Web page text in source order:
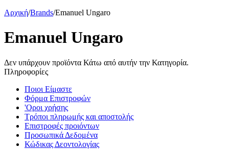
Αρχική/Brands/Emanuel Ungaro
Emanuel Ungaro
Δεν υπάρχουν προϊόντα Κάτω από αυτήν την Κατηγορία.
Πληροφορίες
Ποιοι Είμαστε
Φόρμα Επιστροφών
'Oροι χρήσης
Τρόποι πληρωμής και αποστολής
Επιστροφές προιόντων
Προσωπικά Δεδομένα
Κώδικας Δεοντολογίας